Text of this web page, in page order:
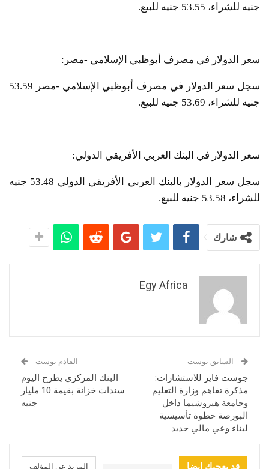
جنيه للشراء، 53.55 جنيه للبيع.
سعر الدولار في مصرف أبوظبي الإسلامي -مصر:
سجل سعر الدولار في مصرف أبوظبي الإسلامي -مصر 53.59
جنيه للشراء، 53.69 جنيه للبيع.
سعر الدولار في البنك العربي الأفريقي الدولي:
سجل سعر الدولار بالبنك العربي الأفريقي الدولي 53.48 جنيه
للشراء، 53.58 جنيه للبيع.
شارك
Egy Africa
السابق بوست
جوست فاير للاستشارات:
مذكرة تفاهم وزارة التعليم
وجامعة هيروشيما داخل
البورصة خطوة تأسيسية
لبناء وعي مالي جديد
القادم بوست
البنك المركزي يطرح اليوم
سندات خزانة بقيمة 10 مليار
جنيه
قد يعجبك ايضا المزيد عن المؤلف